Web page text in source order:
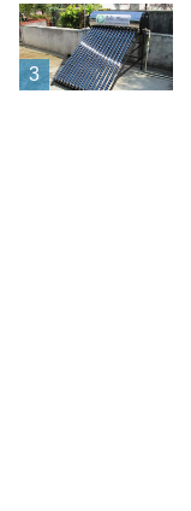
3